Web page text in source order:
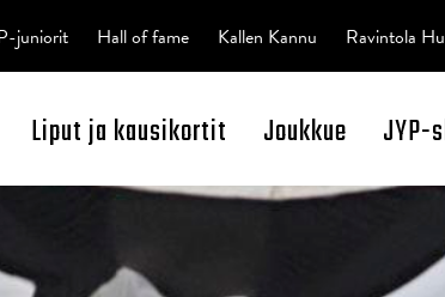
Liput ja kausikortit Joukkue JYP-
juniorit Hall of fame Kallen Kannu Ravintola